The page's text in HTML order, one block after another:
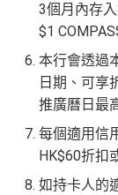
3個月內存
$1
本行會透過
日期、可享
推廣曆日最
每個適用信
HK$60折扣
如持卡人的